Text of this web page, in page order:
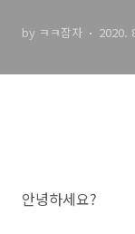
by ㅋㅋ잠자 2020.
안녕하세요?